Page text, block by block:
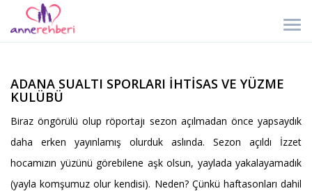
ADANA SUALTI SPORLARI İHTİSAS VE YÜZME
KULÜBÜ
Biraz öngörülü olup röportajı sezon açılmadan önce yapsaydık
daha erken yayınlamış olurduk aslında. Sezon açıldı İzzet
hocamızın yüzünü görebilene aşk olsun, yaylada yakalayamadık
(yayla komşumuz olur kendisi). Neden? Çünkü haftasonları dahil